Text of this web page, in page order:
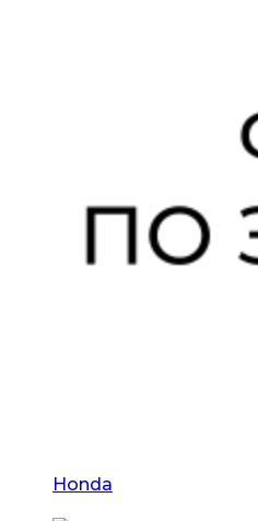
Honda